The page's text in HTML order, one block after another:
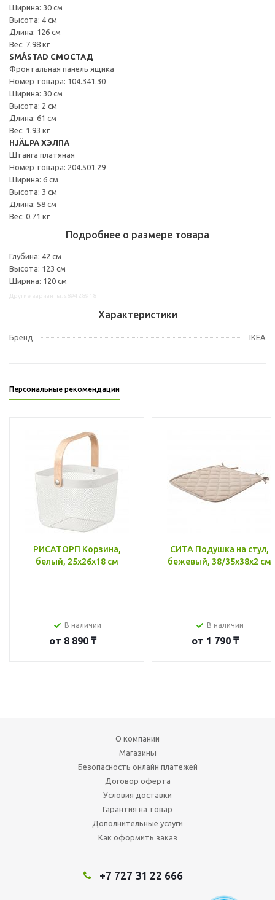
Ширина: 30 см
Высота: 4 см
Длина: 126 см
Вес: 7.98 кг
SMÅSTAD СМОСТАД
Фронтальная панель ящика
Номер товара: 104.341.30
Ширина: 30 см
Высота: 2 см
Длина: 61 см
Вес: 1.93 кг
HJÄLPA ХЭЛПА
Штанга платяная
Номер товара: 204.501.29
Ширина: 6 см
Высота: 3 см
Длина: 58 см
Вес: 0.71 кг
Подробнее о размере товара
Глубина: 42 см
Высота: 123 см
Ширина: 120 см
Характеристики
Бренд IKEA
Персональные рекомендации
РИСАТОРП Корзина,
белый, 25x26x18 см
В наличии
от 8 890 ₸
СИТА Подушка на стул,
бежевый, 38/35x38x2 см
В наличии
от 1 790 ₸
О компании
Магазины
Безопасность онлайн платежей
Договор оферта
Условия доставки
Гарантия на товар
Дополнительные услуги
Как оформить заказ
+7 727 31 22 666